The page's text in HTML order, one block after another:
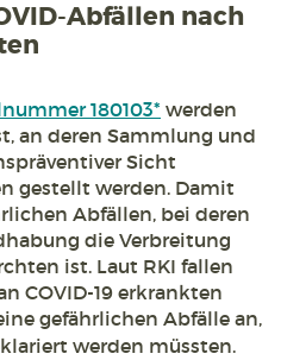
Abfällen nach
180103* werden
an deren Sammlung und
Sicht
gestellt werden. Damit
Abfällen, bei deren
die Verbreitung
ist. Laut RKI fallen
COVID-19 erkrankten
gefährlichen Abfälle an,
werden müssten.